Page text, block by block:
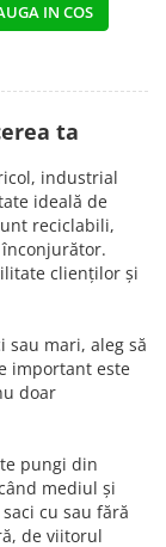
IN COS
ta
industrial
ideală de
reciclabili,
clienților și
sau mari, aleg să
important este
doar
pungi din
mediul și
cu sau fără
de viitorul